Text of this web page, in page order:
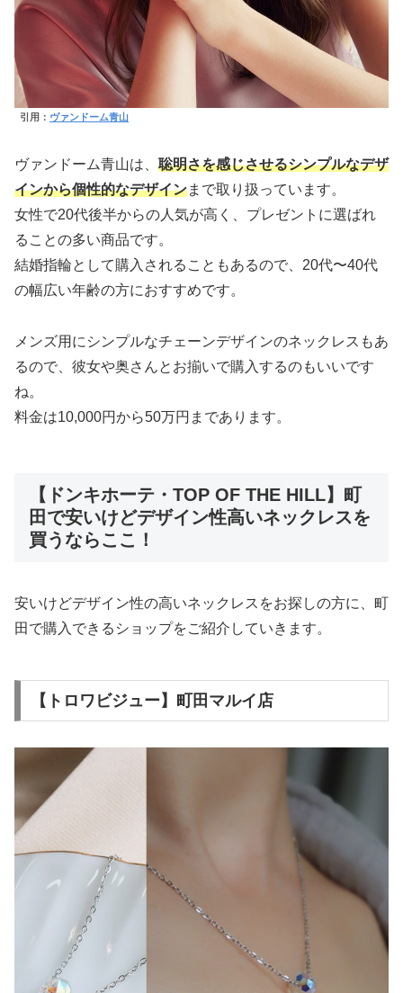
引用： ヴァンドーム青山
ヴァンドーム青山は、 聡明さを感じさせるシンプルなデザ
インから個性的なデザインまで取り扱っています。
女性で20代後半からの人気が高く、プレゼントに選ばれ
ることの多い商品です。
結婚指輪として購入されることもあるので、20代〜40代
の幅広い年齢の方におすすめです。
メンズ用にシンプルなチェーンデザインのネックレスもあ
るので、彼女や奥さんとお揃いで購入するのもいいです
ね。
料金は10,000円から50万円まであります。
【ドンキホーテ・TOP OF THE HILL】町
田で安いけどデザイン性高いネックレスを
買うならここ！
安いけどデザイン性の高いネックレスをお探しの方に、町
田で購入できるショップをご紹介していきます。
【トロワビジュー】町田マルイ店